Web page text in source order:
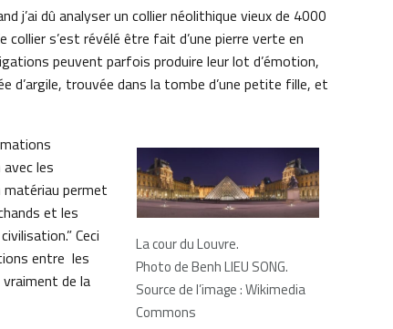
j’ai dû analyser un collier néolithique vieux de 4000
collier s’est révélé être fait d’une pierre verte en
peuvent parfois produire leur lot d’émotion,
d’argile, trouvée dans la tombe d’une petite fille, et
La cour du Louvre.
Photo de Benh LIEU SONG.
Source de l’image : Wikimedia
Commons
les
matériau permet
et les
Ceci
entre les
vraiment de la